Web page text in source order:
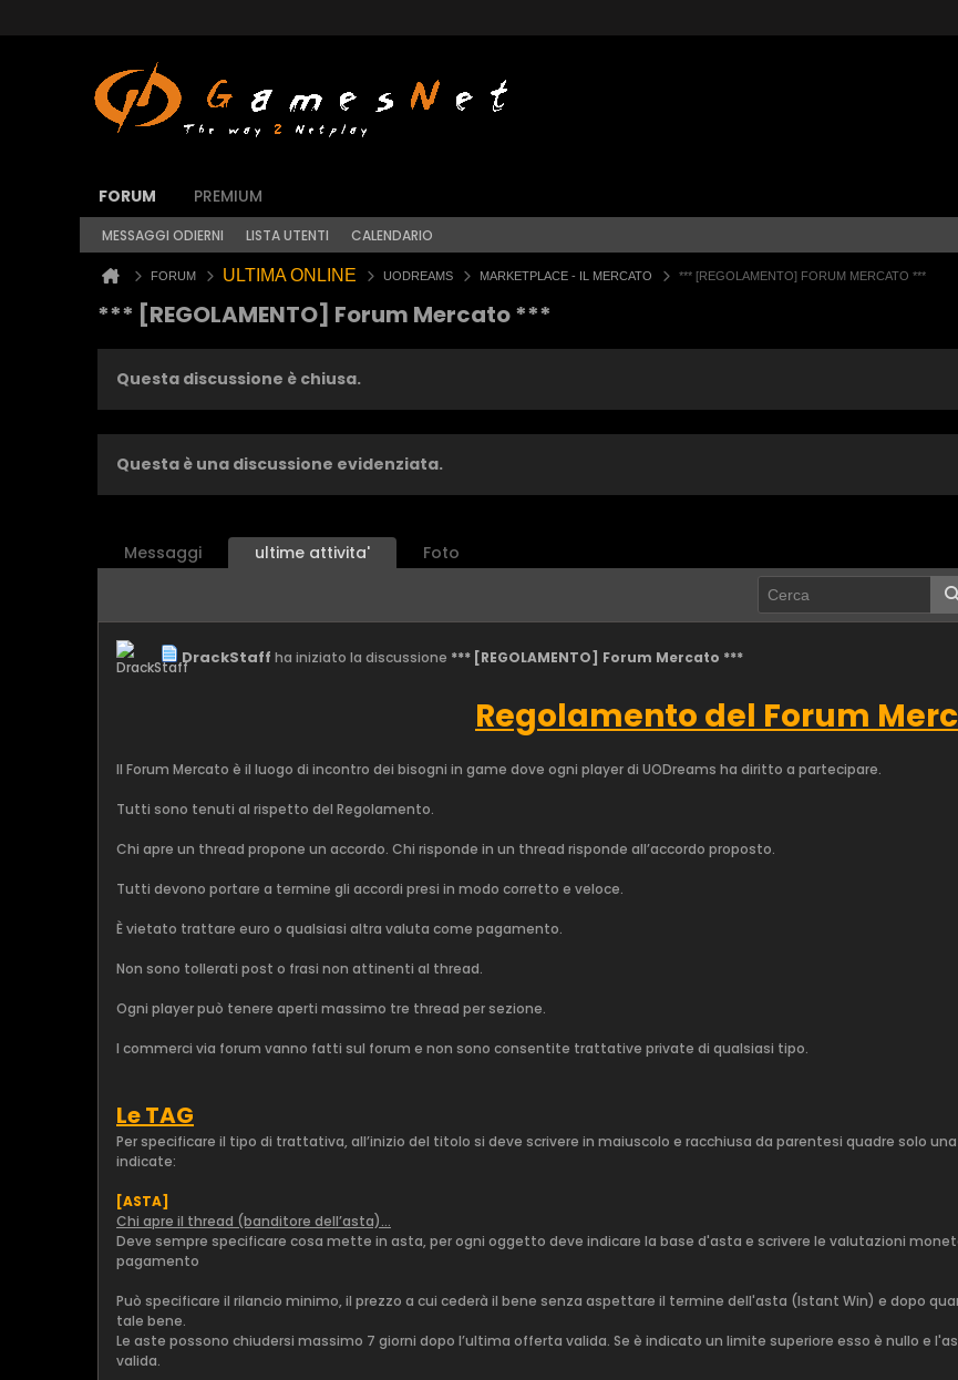
FORUM PREMIUM
MESSAGGI ODIERNI LISTA UTENTI CALENDARIO
FORUM ULTIMA ONLINE UODREAMS MARKETPLACE - IL MERCATO *** [REGOLAMENTO] FORUM MERCATO ***
*** [REGOLAMENTO] Forum Mercato ***
Questa discussione è chiusa.
Questa è una discussione evidenziata.
Messaggi ultime attivita'
Foto
DrackStaff ha iniziato la discussione *** [REGOLAMENTO] Forum Mercato ***
Regolamento del Forum
Il Forum Mercato è il luogo di incontro dei bisogni in game dove ogni player di UODreams ha diritto a partecipare.
Tutti sono tenuti al rispetto del Regolamento.
Chi apre un thread propone un accordo. Chi risponde in un thread risponde all’accordo proposto.
Tutti devono portare a termine gli accordi presi in modo corretto e veloce.
È vietato trattare euro o qualsiasi altra valuta come pagamento.
Non sono tollerati post o frasi non attinenti al thread.
Ogni player può tenere aperti massimo tre thread per sezione.
I commerci via forum vanno fatti sul forum e non sono consentite trattative private di qualsiasi tipo.
Le TAG
Per specificare il tipo di trattativa, all’inizio del titolo si deve scrivere in maiuscolo e racchiusa da parentesi quadre solo
indicate:
[ASTA]
Chi apre il thread (banditore dell’asta)…
Deve sempre specificare cosa mette in asta, per ogni oggetto deve indicare la base d'asta e scrivere le valutazioni
pagamento
Può specificare il rilancio minimo, il prezzo a cui cederà il bene senza aspettare il termine dell'asta (Istant Win) e dopo
tale bene.
Le aste possono chiudersi massimo 7 giorni dopo l’ultima offerta valida. Se è indicato un limite superiore esso è nullo e
valida.